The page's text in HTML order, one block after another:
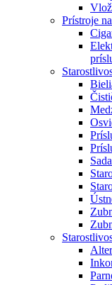
Prístroje